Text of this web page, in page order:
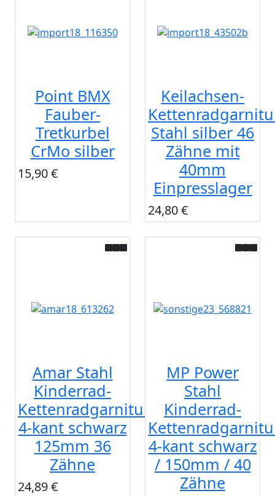
Point BMX
Fauber-
Tretkurbel
CrMo silber
15,90 €
Keilachsen-
Stahl silber 46
Zähne mit
40mm
Einpresslager
24,80 €
Amar Stahl
Kinderrad-
Kettenradgarnitur
4-kant schwarz
125mm 36
Zähne
24,89 €
MP Power
Stahl
Kinderrad-
4-kant schwarz
/ 150mm / 40
Zähne